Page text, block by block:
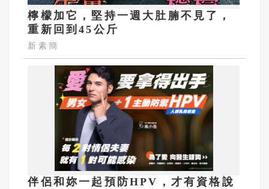
檸檬加它，堅持一週大肚腩不見了，
重新回到45公斤
新素簡
伴侶和妳一起預防HPV，才有資格說